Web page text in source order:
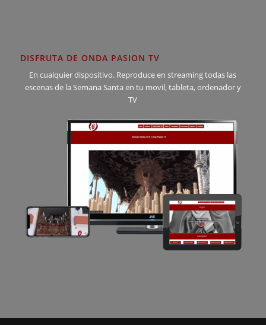
DISFRUTA DE ONDA PASION TV
En cualquier dispositivo. Reproduce en streaming todas las
escenas de la Semana Santa en tu movil, tableta, ordenador y
TV